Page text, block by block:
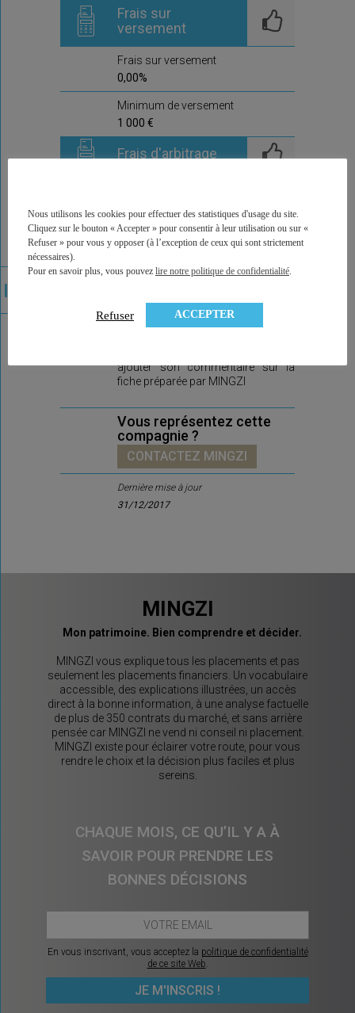
Frais sur
versement
Frais sur versement
0,00%
Minimum de versement
1 000 €
Frais d'arbitrage
Arbitrages offerts
non
Commentaire de la
ajouter son commentaire sur la
fiche préparée par MINGZI
Vous représentez cette
compagnie ?
CONTACTEZ MINGZI
Dernière mise à jour
31/12/2017
MINGZI
Mon patrimoine. Bien comprendre et décider.
MINGZI vous explique tous les placements et pas
seulement les placements financiers. Un vocabulaire
accessible, des explications illustrées, un accès
direct à la bonne information, à une analyse factuelle
de plus de 350 contrats du marché, et sans arrière
pensée car MINGZI ne vend ni conseil ni placement.
MINGZI existe pour éclairer votre route, pour vous
rendre le choix et la décision plus faciles et plus
sereins.
CHAQUE MOIS, CE QU’IL Y A À
SAVOIR POUR PRENDRE LES
BONNES DÉCISIONS
En vous inscrivant, vous acceptez la politique de confidentialité
de ce site Web.
Nous utilisons les cookies pour effectuer des statistiques d'usage du site.
Cliquez sur le bouton « Accepter » pour consentir à leur utilisation ou sur «
Refuser » pour vous y opposer (à l’exception de ceux qui sont strictement
nécessaires).
Pour en savoir plus, vous pouvez lire notre politique de confidentialité.
Refuser ACCEPTER